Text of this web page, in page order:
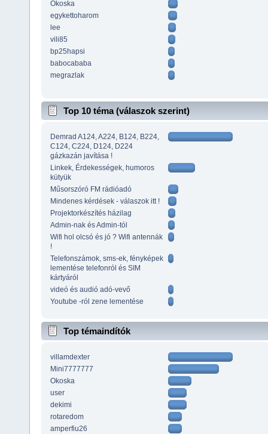
Okoska
egykettoharom
lee
vili85
bp25hapsi
babocababa
megrazlak
Top 10 téma (válaszok szerint)
Demrad A124, A224, B124, B224,
C124, C224, D124, D224
gázkazán javítása !
Linkek, Érdekességek, humoros
kütyük
Műsorszóró FM rádióadó
Mindenes kérdések - válaszok itt !
Projektorkészítés házilag
Admin-nak és Admin-tól
Wifi hol olcsó és jó ? Wifi antennák
!
Telefonszámok, sms-ek, fényképek
lementése telefonról és SIM
kártyáról
videó és audió adó-vevő
Youtube -ról zene lementése
Top témaindítók
villamdexter
Mini7777777
Okoska
user
dekimi
rotaredom
amperfiu26